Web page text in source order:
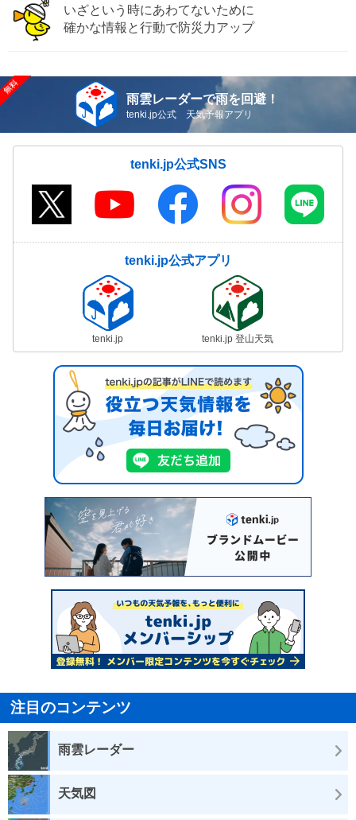
いざという時にあわてないために
確かな情報と行動で防災力アップ
雨雲レーダーで雨を回避！
tenki.jp公式 天気予報アプリ
tenki.jp公式SNS
tenki.jp公式アプリ
tenki.jp tenki.jp 登山天気
注目のコンテンツ
雨雲レーダー
天気図